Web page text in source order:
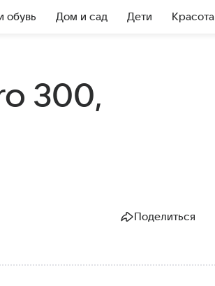
обувь Дом и сад Дети Красота
300,
Поделиться